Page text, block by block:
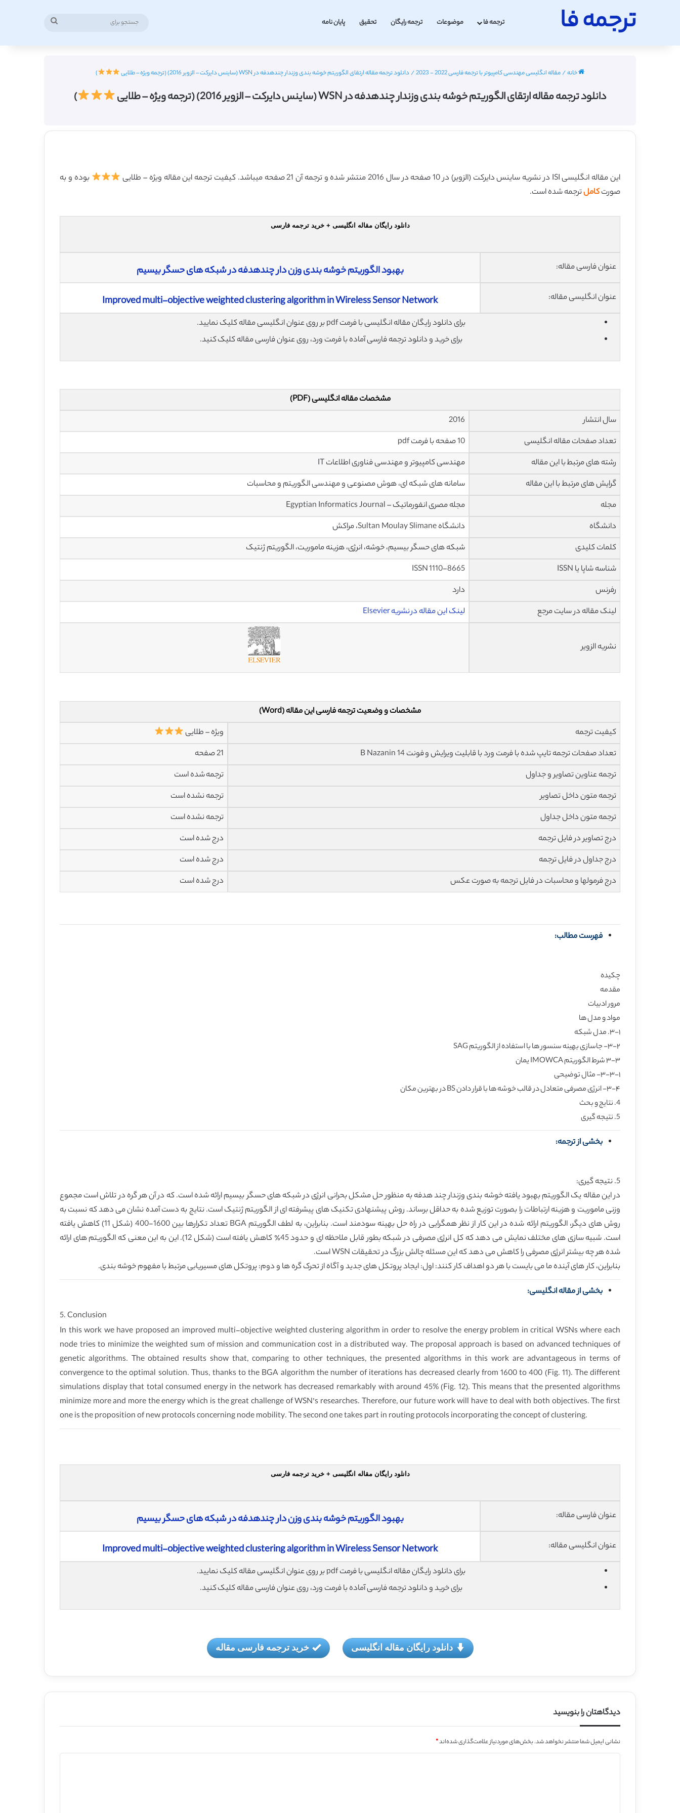
ترجمه فا ترجمه فا موضوعات ترجمه رایگان تحقیق پایان نامه
خانه/مقاله انگلیسی مهندسی کامپیوتر با ترجمه فارسی 2022 - 2023 / دانلود ترجمه مقاله ارتقای الگوریتم خوشه بندی وزندار چندهدفه در WSN (ساینس دایرکت – الزویر 2016) (ترجمه ویژه – طلایی )
دانلود ترجمه مقاله ارتقای الگوریتم خوشه بندی وزندار چندهدفه در WSN (ساینس دایرکت – الزویر 2016) (ترجمه ویژه – طلایی )
این مقاله انگلیسی ISI در نشریه ساینس دایرکت (الزویر) در 10 صفحه در سال 2016 منتشر شده و ترجمه آن 21 صفحه میباشد. کیفیت ترجمه این مقاله ویژه – طلایی
بوده و به
صورتکاملترجمه شده است.
دانلود رایگان مقاله انگلیسی + خرید ترجمه فارسی
عنوان فارسی مقاله: بهبود الگوریتم خوشه بندی وزن دار چندهدفه در شبکه های حسگر بیسیم
عنوان انگلیسی مقاله: Improved multi-objective weighted clustering algorithm in Wireless Sensor Network
برای دانلود رایگان مقاله انگلیسی با فرمت pdf بر روی عنوان انگلیسی مقاله کلیک نمایید.
برای خرید و دانلود ترجمه فارسی آماده با فرمت ورد، روی عنوان فارسی مقاله کلیک کنید.
مشخصات مقاله انگلیسی (PDF)
سال انتشار
2016
تعداد صفحات مقاله انگلیسی
10 صفحه با فرمت pdf
رشته های مرتبط با این مقاله
مهندسی کامپیوتر و مهندسی فناوری اطلاعات IT
گرایش های مرتبط با این مقاله
سامانه های شبکه ای، هوش مصنوعی و مهندسی الگوریتم و محاسبات
مجله
مجله مصری انفورماتیک – Egyptian Informatics Journal
دانشگاه
دانشگاه Sultan Moulay Slimane، مراکش
کلمات کلیدی
شبکه های حسگر بیسیم، خوشه، انرژی، هزینه ماموریت، الگوریتم ژنتیک
شناسه شاپا یا ISSN
ISSN 1110-8665
رفرنس
دارد
لینک مقاله در سایت مرجع
لینک این مقاله در نشریه Elsevier
نشریه الزویر
مشخصات و وضعیت ترجمه فارسی این مقاله (Word)
کیفیت ترجمه
ویژه – طلایی
تعداد صفحات ترجمه تایپ شده با فرمت ورد با قابلیت ویرایش و فونت 14 B Nazanin
21 صفحه
ترجمه عناوین تصاویر و جداول
ترجمه شده است
ترجمه متون داخل تصاویر
ترجمه نشده است
ترجمه متون داخل جداول
ترجمه نشده است
درج تصاویر در فایل ترجمه
درج شده است
درج جداول در فایل ترجمه
درج شده است
درج فرمولها و محاسبات در فایل ترجمه به صورت عکس
درج شده است
فهرست مطالب:
چکیده
مقدمه
مرور ادبیات
مواد و مدل ها
۳-۱. مدل شبکه
۳-۲- جاسازی بهینه سنسور ها با استفاده از الگوریتم SAG
۳-۳ شرط الگوریتم IMOWCA یمان
۳-۳-۱- مثال توضیحی
۳-۴- انرژی مصرفی متعادل در قالب خوشه ها با قرار دادن BS در بهترین مکان
4. نتایج و بحث
5. نتیجه گیری
بخشی از ترجمه:
5. نتیجه گیری:
در این مقاله یک الگوریتم بهبود یافته خوشه بندی وزندار چند هدفه به منظور حل مشکل بحرانی انرژی در شبکه های حسگر بیسیم ارائه شده است. که در آن هر گره در تلاش است مجموع
وزنی ماموریت و هزینه ارتباطات را بصورت توزیع شده به حداقل برساند. روش پیشنهادی تکنیک های پیشرفته ای از الگوریتم ژنتیک است. نتایج به دست آمده نشان می دهد که نسبت به
روش های دیگر، الگوریتم ارائه شده در این کار از نظر همگرایی در راه حل بهینه سودمند است. بنابراین، به لطف الگوریتم BGA تعداد تکرارها بین 1600-400 (شکل 11) کاهش یافته
است. شبیه سازی های مختلف نمایش می دهد که کل انرژی مصرفی در شبکه بطور قابل ملاحظه ای و حدود 45٪ کاهش یافته است (شکل 12). این به این معنی که الگوریتم های ارائه
شده هر چه بیشتر انرژی مصرفی را کاهش می دهد که این مسئله چالش بزرگ در تحقیقات WSN است.
بنابراین، کار های آینده ما می بایست با هر دو اهداف کار کنند: اول: ایجاد پروتکل های جدید و آگاه از تحرک گره ها و دوم: پروتکل های مسیریابی مرتبط با مفهوم خوشه بندی.
بخشی از مقاله انگلیسی:
5. Conclusion
In this work we have proposed an improved multi-objective weighted clustering algorithm in order to resolve the energy problem in critical WSNs where each
node tries to minimize the weighted sum of mission and communication cost in a distributed way. The proposal approach is based on advanced techniques of
genetic algorithms. The obtained results show that, comparing to other techniques, the presented algorithms in this work are advantageous in terms of
convergence to the optimal solution. Thus, thanks to the BGA algorithm the number of iterations has decreased clearly from 1600 to 400 (Fig. 11). The different
simulations display that total consumed energy in the network has decreased remarkably with around 45% (Fig. 12). This means that the presented algorithms
minimize more and more the energy which is the great challenge of WSN’s researches. Therefore, our future work will have to deal with both objectives. The first
one is the proposition of new protocols concerning node mobility. The second one takes part in routing protocols incorporating the concept of clustering.
دانلود رایگان مقاله انگلیسی + خرید ترجمه فارسی
عنوان فارسی مقاله: بهبود الگوریتم خوشه بندی وزن دار چندهدفه در شبکه های حسگر بیسیم
عنوان انگلیسی مقاله: Improved multi-objective weighted clustering algorithm in Wireless Sensor Network
برای دانلود رایگان مقاله انگلیسی با فرمت pdf بر روی عنوان انگلیسی مقاله کلیک نمایید.
برای خرید و دانلود ترجمه فارسی آماده با فرمت ورد، روی عنوان فارسی مقاله کلیک کنید.
دانلود رایگان مقاله انگلیسی خرید ترجمه فارسی مقاله
دیدگاهتان را بنویسید
نشانی ایمیل شما منتشر نخواهد شد.بخش‌های موردنیاز علامت‌گذاری شده‌اند*